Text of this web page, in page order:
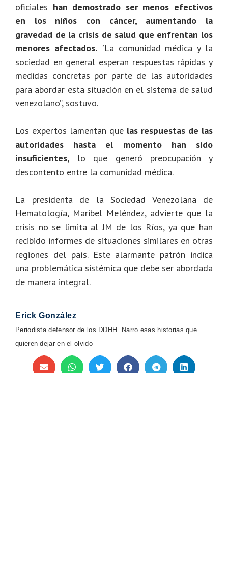
oficiales han demostrado ser menos efectivos
en los niños con cáncer, aumentando la
gravedad de la crisis de salud que enfrentan los
menores afectados.“La comunidad médica y la
sociedad en general esperan respuestas rápidas y
medidas concretas por parte de las autoridades
para abordar esta situación en el sistema de salud
venezolano”, sostuvo.
Los expertos lamentan que las respuestas de las
autoridades hasta el momento han sido
insuficientes, lo que generó preocupación y
descontento entre la comunidad médica.
La presidenta de la Sociedad Venezolana de
Hematología, Maribel Meléndez, advierte que la
crisis no se limita al JM de los Ríos, ya que han
recibido informes de situaciones similares en otras
regiones del país. Este alarmante patrón indica
una problemática sistémica que debe ser abordada
de manera integral.
Erick González
Periodista defensor de los DDHH. Narro esas historias que
quieren dejar en el olvido